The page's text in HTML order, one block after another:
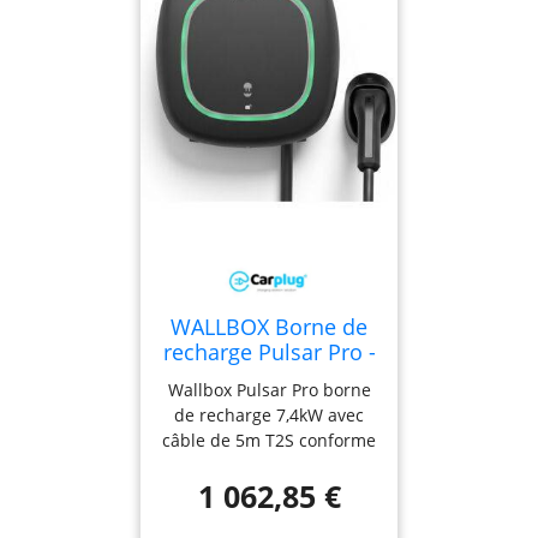
SSID/VLAN Installation
facile et évolutive Design
(220×220×32,5mm) :
intégration discrète
WALLBOX Borne de
recharge Pulsar Pro -
câble 5m Type 2S -
1,4 à 7,4kW - RFID -
WiFi & 4G - OCPP -
pour parking
Wallbox Pulsar Pro borne
de recharge 7,4kW avec
câble de 5m T2S conforme
pour entreprises, espaces
partagés, bureaux et
1 062,85 €